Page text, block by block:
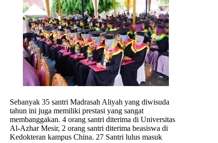
Sebanyak 35 santri Madrasah Aliyah yang diwisuda
tahun ini juga memiliki prestasi yang sangat
membanggakan. 4 orang santri diterima di Universitas
Al-Azhar Mesir, 2 orang santri diterima beasiswa di
Kedokteran kampus China. 27 Santri lulus masuk